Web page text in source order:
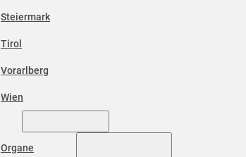
Steiermark
Tirol
Vorarlberg
Wien
Organe